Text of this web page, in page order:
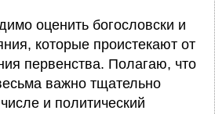
оценить богословски и
которые проистекают от
первенства. Полагаю, что
важно тщательно
и политический